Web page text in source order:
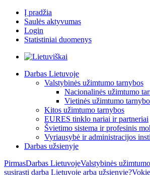
Į pradžia
Saulės aktyvumas
Login
Statistiniai duomenys
Darbas Lietuvoje
Valstybinės užimtumo tarnybos
Nacionalinės užimtumo
Vietinės užimtumo
Kitos užimtumo tarnybos
EURES tinklo nariai ir partneriai
Švietimo sistema ir profesinis
Vyriausybė ir administracijos
Darbas užsienyje
PirmasDarbas LietuvojeValstybinės
susirasti darba Lietuvoje arba užsienyje?